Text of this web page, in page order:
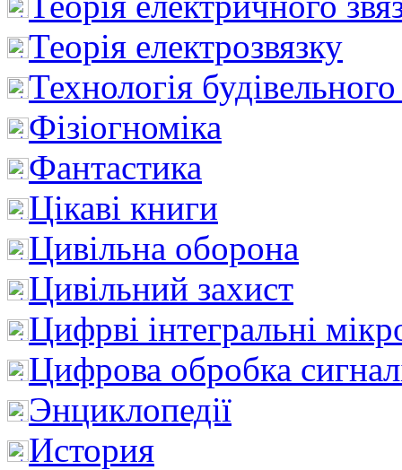
Теорія електрозвязку
Технологія
Фізіогноміка
Фантастика
Цікаві книги
Цивільна оборона
Цивільний захист
Цифрві інтегральні
Цифрова обробка
Энциклопедії
История